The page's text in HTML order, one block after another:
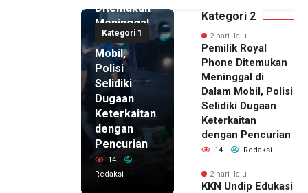
Kategori 1
Ditemukan
Meninggal
di Dalam
Mobil,
Polisi
Selidiki
Dugaan
Keterkaitan
dengan
Pencurian
14
Redaksi
Kategori 2
2 hari lalu
Pemilik Royal
Phone Ditemukan
Meninggal di
Dalam Mobil, Polisi
Selidiki Dugaan
Keterkaitan
dengan Pencurian
14 Redaksi
2 hari lalu
KKN Undip Edukasi